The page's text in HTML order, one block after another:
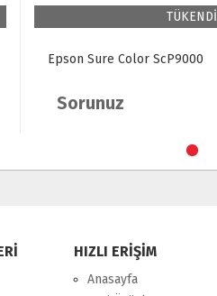
TÜKENDİ
Epson Sure Color ScP9000
Sorunuz
HIZLI ERİŞİM
Anasayfa